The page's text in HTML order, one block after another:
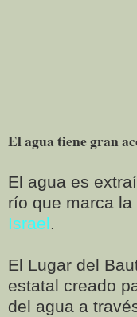
El agua tiene gran
El agua es
río que marca
Israel.
El Lugar del
estatal creado
del agua a